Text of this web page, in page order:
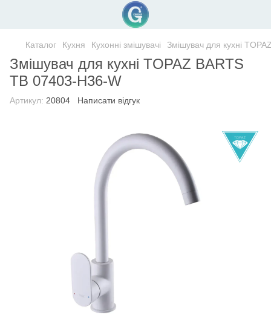
Каталог Кухня Кухонні змішувачі Змішувач для кухні
Змішувач для кухні TOPAZ BARTS
TB 07403-H36-W
Артикул: 20804 Написати відгук